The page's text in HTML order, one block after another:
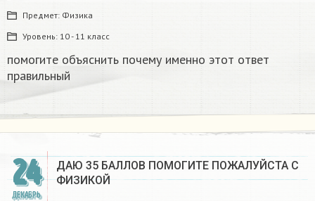
Предмет: Физика
Уровень: 10 - 11 класс
помогите объяснить почему именно этот ответ
правильный
24
ДЕКАБРЬ
ДАЮ 35 БАЛЛОВ ПОМОГИТЕ ПОЖАЛУЙСТА С
ФИЗИКОЙ